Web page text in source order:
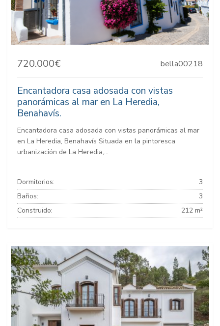
720.000€ bella00218
Encantadora casa adosada con vistas
panorámicas al mar en La Heredia,
Benahavís.
Encantadora casa adosada con vistas panorámicas al mar
en La Heredia, Benahavís Situada en la pintoresca
urbanización de La Heredia,...
Dormitorios:
3
Baños:
3
Construido:
212 m²